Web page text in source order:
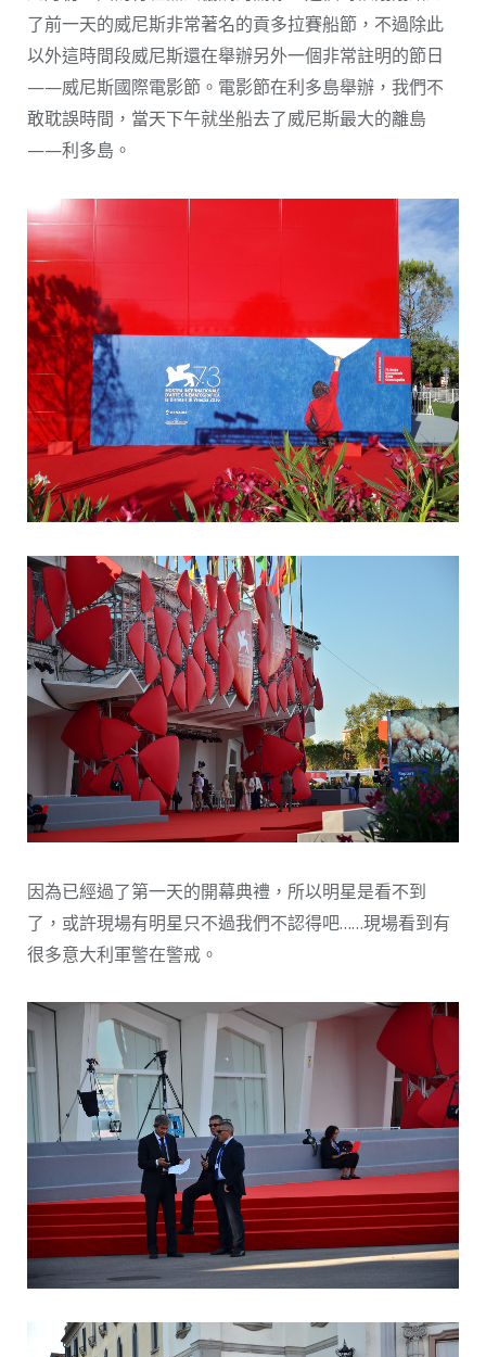
了前一天的威尼斯非常著名的貢多拉賽船節，不過除此
以外這時間段威尼斯還在舉辦另外一個非常註明的節日
——威尼斯國際電影節。電影節在利多島舉辦，我們不
敢耽誤時間，當天下午就坐船去了威尼斯最大的離島
——利多島。
因為已經過了第一天的開幕典禮，所以明星是看不到
了，或許現場有明星只不過我們不認得吧……現場看到有
很多意大利軍警在警戒。